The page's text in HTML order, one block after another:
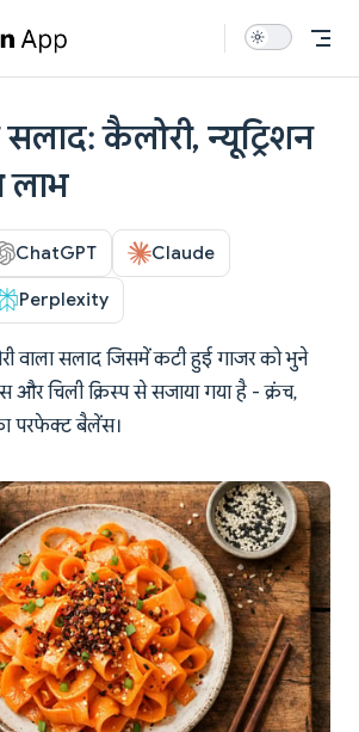
कैलोरी, न्यूट्रिशन
लाभ
ChatGPT Claude
Perplexity
वाला सलाद जिसमें कटी हुई गाजर को भुने
और चिली क्रिस्प से सजाया गया है - क्रंच,
परफेक्ट बैलेंस।